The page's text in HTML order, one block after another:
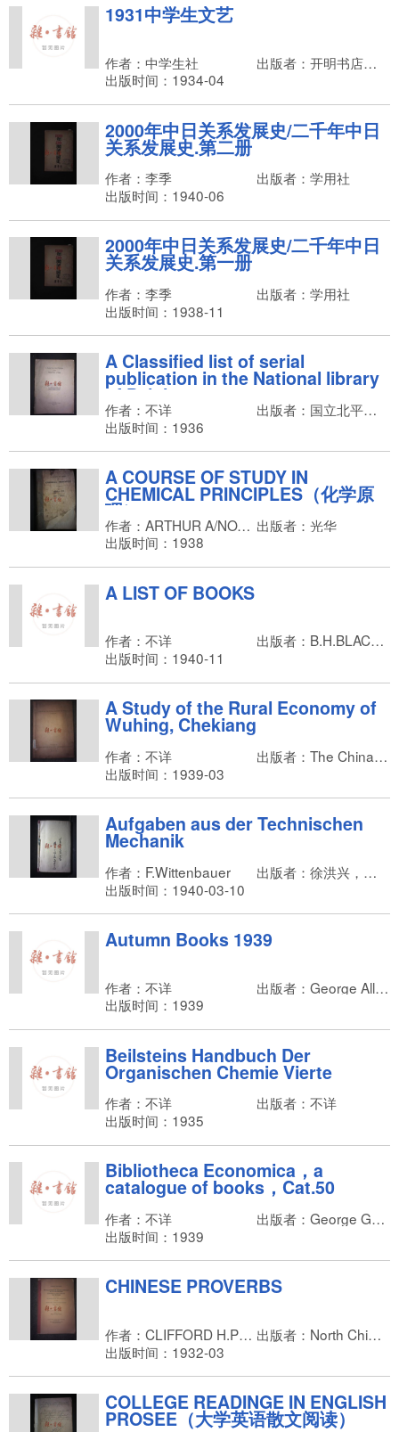
1931中学生文艺
作者：中学生社
出版者：开明书店，章锡琛
出版时间：1934-04
2000年中日关系发展史/二千年中日
关系发展史.第二册
作者：李季
出版者：学用社
出版时间：1940-06
2000年中日关系发展史/二千年中日
关系发展史.第一册
作者：李季
出版者：学用社
出版时间：1938-11
A Classified list of serial
publication in the National library
of Peiping
作者：不详
出版者：国立北平图书馆
出版时间：1936
A COURSE OF STUDY IN
CHEMICAL PRINCIPLES（化学原
理）
作者：ARTHUR A/NOYES,MILES S.SHERRILL 出版者：光华
出版时间：1938
A LIST OF BOOKS
作者：不详
出版者：B.H.BLACKWELL,LTD
出版时间：1940-11
A Study of the Rural Economy of
Wuhing, Chekiang
作者：不详
出版者：The China Institute of Economic and Statistical Research
出版时间：1939-03
Aufgaben aus der Technischen
Mechanik
作者：F.Wittenbauer
出版者：徐洪兴，万昌书局
出版时间：1940-03-10
Autumn Books 1939
作者：不详
出版者：George Allen & Unwin Ltd
出版时间：1939
Beilsteins Handbuch Der
Organischen Chemie Vierte
Auflage
作者：不详
出版者：不详
出版时间：1935
Bibliotheca Economica，a
catalogue of books，Cat.50
作者：不详
出版者：George Garding's Bookshop
出版时间：1939
CHINESE PROVERBS
作者：CLIFFORD H.PLOPPER
出版者：North China Union Language School，California College In China
出版时间：1932-03
COLLEGE READINGE IN ENGLISH
PROSEE（大学英语散文阅读）